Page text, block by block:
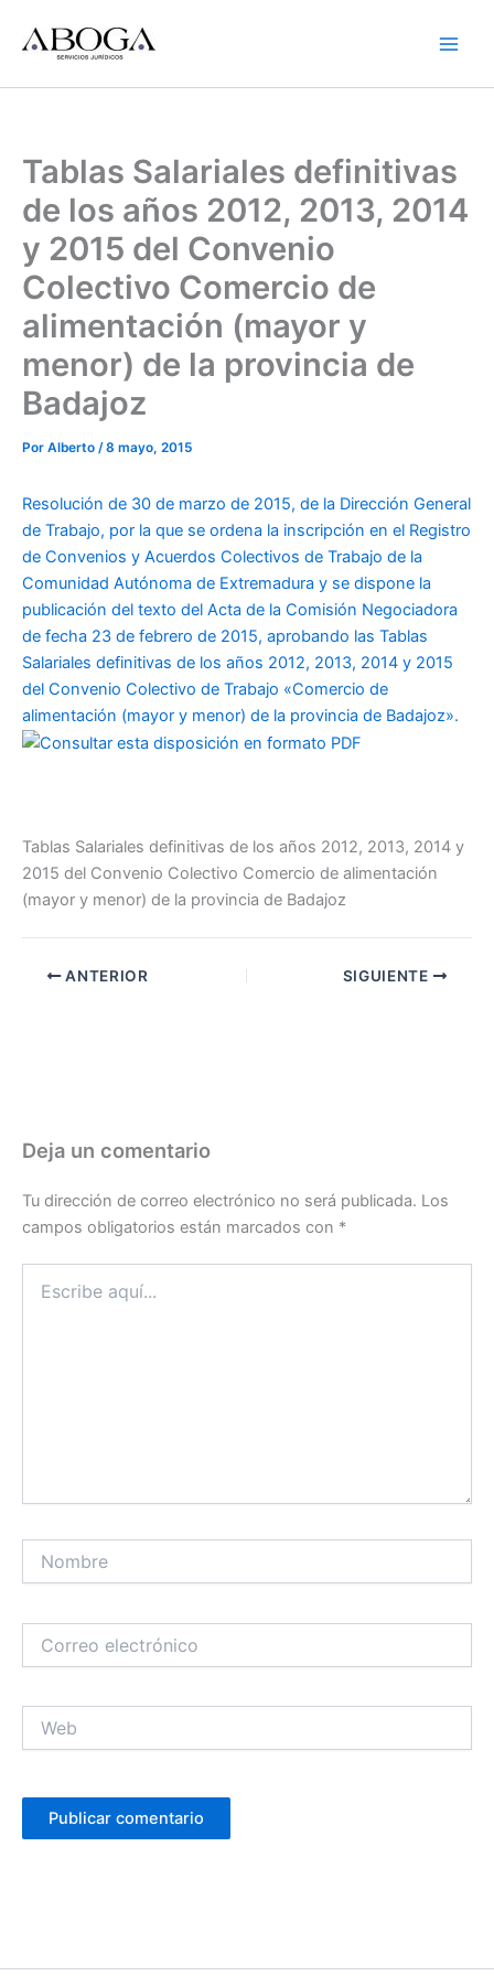
contenido
Tablas Salariales definitivas
de los años 2012, 2013, 2014
y 2015 del Convenio
Colectivo Comercio de
alimentación (mayor y
menor) de la provincia de
Badajoz
Por Alberto /8 mayo, 2015
Resolución de 30 de marzo de 2015, de la Dirección General
de Trabajo, por la que se ordena la inscripción en el Registro
de Convenios y Acuerdos Colectivos de Trabajo de la
Comunidad Autónoma de Extremadura y se dispone la
publicación del texto del Acta de la Comisión Negociadora
de fecha 23 de febrero de 2015, aprobando las Tablas
Salariales definitivas de los años 2012, 2013, 2014 y 2015
del Convenio Colectivo de Trabajo «Comercio de
alimentación (mayor y menor) de la provincia de Badajoz».
Tablas Salariales definitivas de los años 2012, 2013, 2014 y
2015 del Convenio Colectivo Comercio de alimentación
(mayor y menor) de la provincia de Badajoz
ANTERIOR SIGUIENTE
Deja un comentario
Tu dirección de correo electrónico no será publicada. Los
campos obligatorios están marcados con *
aquí...
electrónico